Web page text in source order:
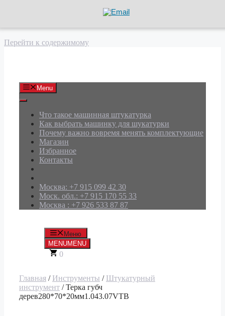
Перейти к содержимому
Menu
Что такое машинная штукатурка
Как выбрать машинку для шукатурки
Почему важно вовремя менять комплектующие
Магазин
Избранное
Контакты
Москва: +7 915 099 42 30
Моск. обл.: +7 915 170 55 33
Москва : +7 926 533 87 87
Меню
MENUMENU
0
Главная / Инструменты / Штукатурный
инструмент / Терка губч
дерев280*70*20мм1.043.07VTB